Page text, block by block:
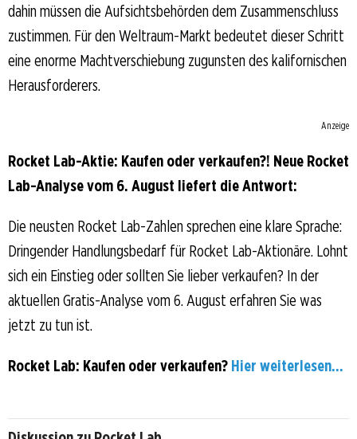
dahin müssen die Aufsichtsbehörden dem Zusammenschluss
zustimmen. Für den Weltraum-Markt bedeutet dieser Schritt
eine enorme Machtverschiebung zugunsten des kalifornischen
Herausforderers.
Anzeige
Rocket Lab-Aktie: Kaufen oder verkaufen?! Neue Rocket
Lab-Analyse vom 6. August liefert die Antwort:
Die neusten Rocket Lab-Zahlen sprechen eine klare Sprache:
Dringender Handlungsbedarf für Rocket Lab-Aktionäre. Lohnt
sich ein Einstieg oder sollten Sie lieber verkaufen? In der
aktuellen Gratis-Analyse vom 6. August erfahren Sie was
jetzt zu tun ist.
Rocket Lab: Kaufen oder verkaufen? Hier weiterlesen...